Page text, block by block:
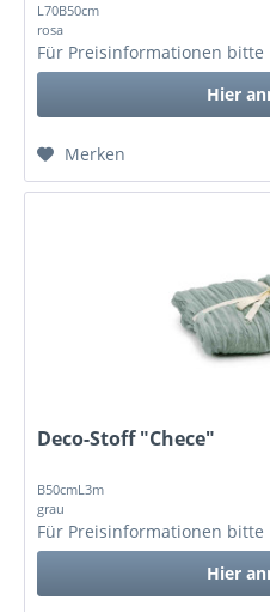
L70B50cm
rosa
Für Preisinformationen bitte
Hier
Merken
Deco-Stoff "Chece"
B50cmL3m
grau
Für Preisinformationen bitte
Hier